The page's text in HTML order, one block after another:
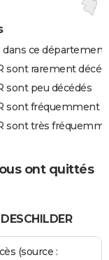
ce département
sont rarement
sont peu décédés
sont fréquemment
sont très
ont quittés
(source :